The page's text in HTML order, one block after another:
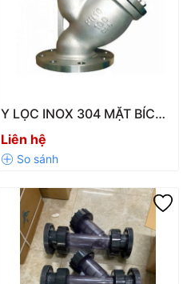
Y LỌC INOX 304 MẶT BÍCH
PN16
Liên hệ